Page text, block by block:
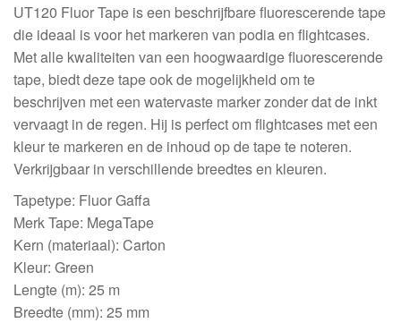
UT120 Fluor Tape is een beschrijfbare fluorescerende tape
die ideaal is voor het markeren van podia en flightcases.
Met alle kwaliteiten van een hoogwaardige fluorescerende
tape, biedt deze tape ook de mogelijkheid om te
beschrijven met een watervaste marker zonder dat de inkt
vervaagt in de regen. Hij is perfect om flightcases met een
kleur te markeren en de inhoud op de tape te noteren.
Verkrijgbaar in verschillende breedtes en kleuren.
Tapetype: Fluor Gaffa
Merk Tape: MegaTape
Kern (materiaal): Carton
Kleur: Green
Lengte (m): 25 m
Breedte (mm): 25 mm